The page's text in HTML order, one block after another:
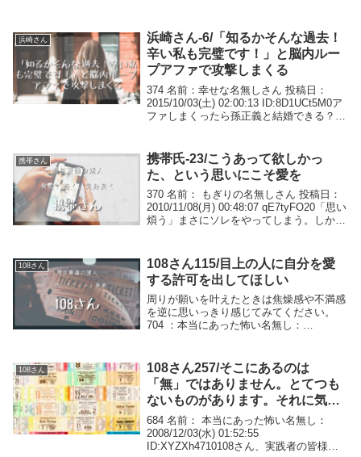
浜崎さん
浜崎さん-6/「知るかそんな過去！
辛い私も完璧です！」と脳内ルー
プアファで攻撃しまくる
374 名前：幸せな名無しさん 投稿日：
2015/10/03(土) 02:00:13 ID:8D1UCt5M0ア
ファしまくったら孫正義と結婚できる？
携帯さん
携帯氏-23/こうあって欲しかっ
た、という思いにこそ愛を
370 名前： もぎりの名無しさん 投稿日：
2010/11/08(月) 00:48:07 qE7tyFO20「思い
煩う」まさにソレをやってしまう。しかも
うそこで、...
108さん
108さん115/目上の人に自分を愛
する許可を出してほしい
周りが願いを叶えたときは焦燥感や不満感
を逆に思いっきり感じてみてください。
704 ：本当にあった怖い名無し：
たいことが周りの人に起こるということ...
108さん
108さん257/そこにあるのは
「無」ではありません。とてつも
ないものがあります。それに気づ
いたとき、途方もない幸せが押し
寄せてきますよ。
684 名前： 本当にあった怖い名無し：
2008/12/03(水) 01:52:55
ID:XYZXh4710108さん、実践者の皆様に